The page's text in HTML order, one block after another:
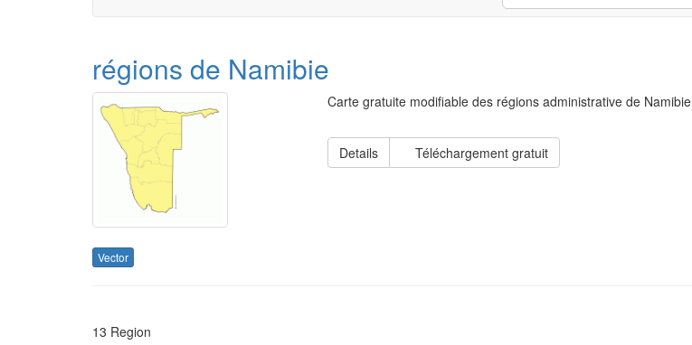
régions de Namibie
Vector
Carte gratuite modifiable des régions administrative de Namibie
Details Téléchargement gratuit
13 Region